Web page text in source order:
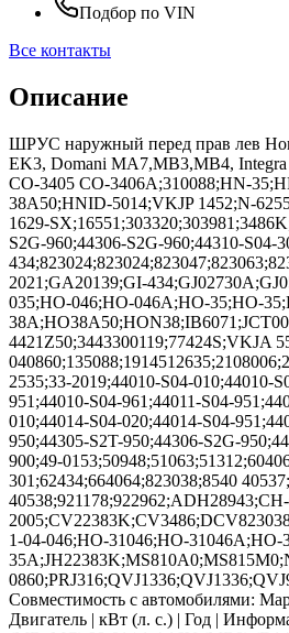
Подбор по VIN
Все контакты
Описание
ШРУС наружный перед прав лев
EK3, Domani MA7,MB3,MB4,
CO-3405 CO-3406A;310088;HN-
38A50;HNID-5014;VKJP 1452;N-
1629-
S2G-960;44306-S2G-960;44310-S04-
2021;GA20139;GI-
035;HO-046;HO-046A;HO-35;HO-
4421Z50;3443300119;77424S;VKJA
2535;33-2019;44010-S04-010;44010-
951;44010-S04-961;44011-S04-
010;44014-S04-020;44014-S04-
950;44305-S2T-950;44306-S2G-
900;49-
301;62434;664064;823038;8540
1-04-046;HO-31046;HO-31046A;HO-
Совместимость с автомобилями:
Двигатель | кВт (л. с.) | Год |